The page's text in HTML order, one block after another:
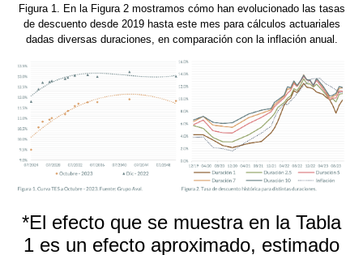
Figura 1. En la Figura 2 mostramos cómo han evolucionado las tasas
de descuento desde 2019 hasta este mes para cálculos actuariales
dadas diversas duraciones, en comparación con la inflación anual.
*El efecto que se muestra en la Tabla
1 es un efecto aproximado, estimado